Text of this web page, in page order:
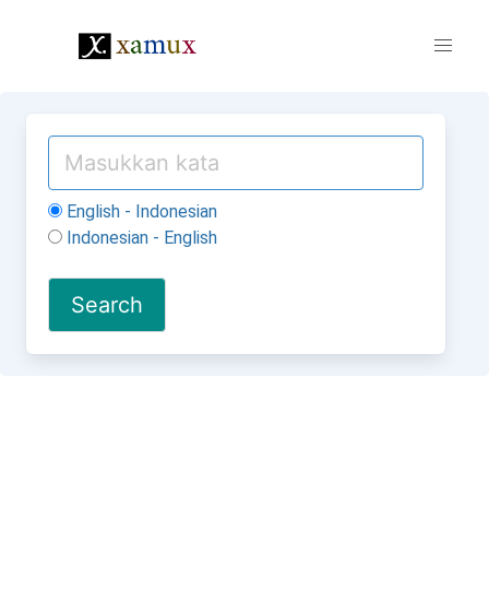
English - Indonesian
Indonesian - English